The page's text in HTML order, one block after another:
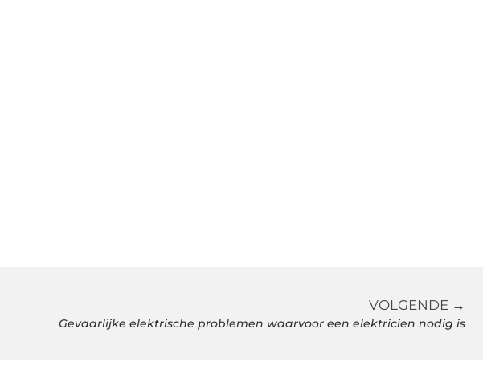
VOLGENDE →
Gevaarlijke elektrische problemen waarvoor een elektricien nodig is